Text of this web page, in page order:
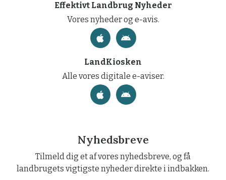
Effektivt Landbrug Nyheder
Vores nyheder og e-avis.
LandKiosken
Alle vores digitale e-aviser.
Nyhedsbreve
Tilmeld dig et af vores nyhedsbreve, og få
landbrugets vigtigste nyheder direkte i indbakken.